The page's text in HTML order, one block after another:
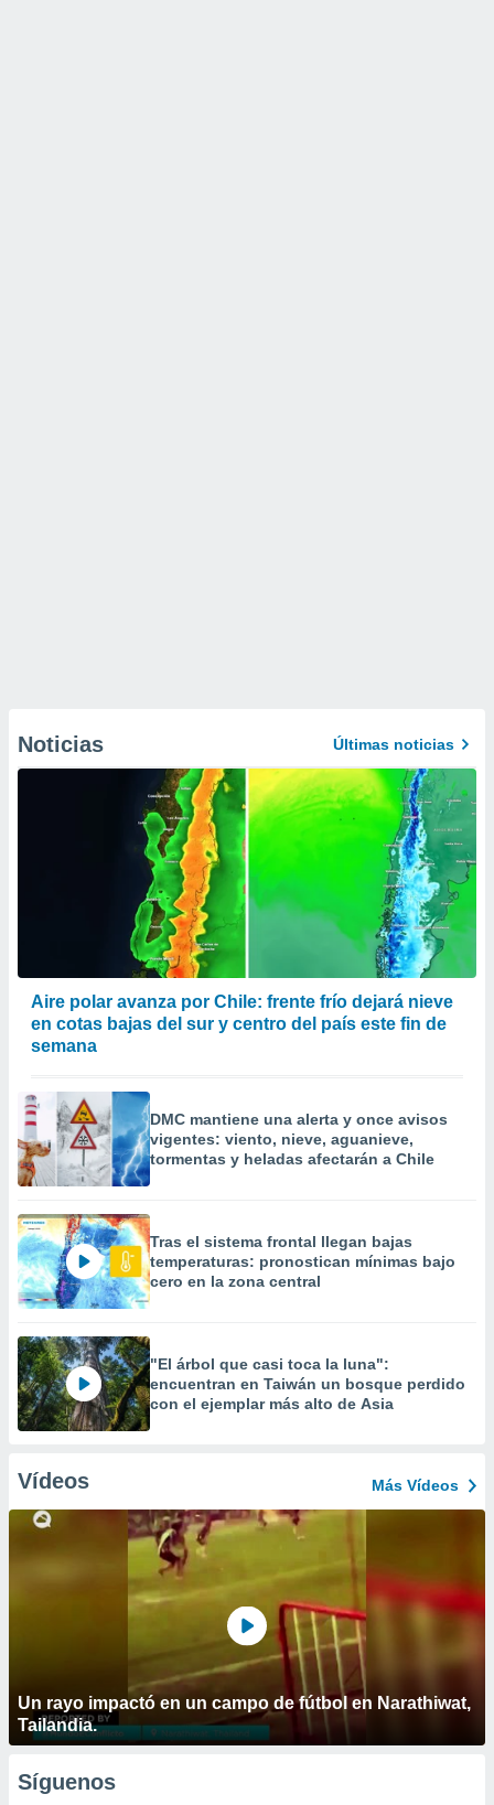
Noticias Últimas noticias
Aire polar avanza por Chile: frente frío dejará nieve
en cotas bajas del sur y centro del país este fin de
semana
DMC mantiene una alerta y once avisos
vigentes: viento, nieve, aguanieve,
tormentas y heladas afectarán a Chile
Tras el sistema frontal llegan bajas
temperaturas: pronostican mínimas bajo
cero en la zona central
"El árbol que casi toca la luna":
encuentran en Taiwán un bosque perdido
con el ejemplar más alto de Asia
Vídeos Más Vídeos
Un rayo impactó en un campo de fútbol en Narathiwat,
Tailandia.
Síguenos